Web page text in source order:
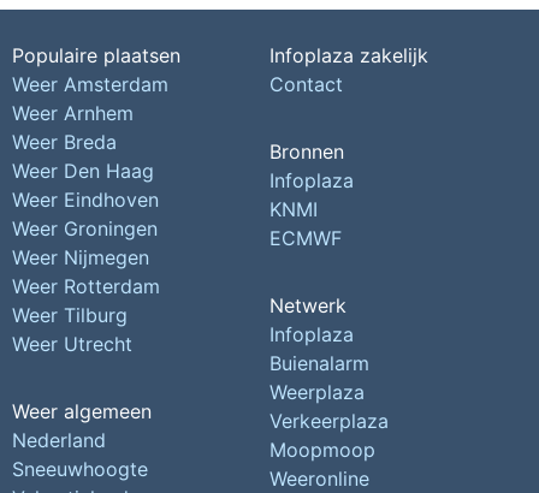
Populaire plaatsen
Weer Amsterdam
Weer Arnhem
Weer Breda
Weer Den Haag
Weer Eindhoven
Weer Groningen
Weer Nijmegen
Weer Rotterdam
Weer Tilburg
Weer Utrecht
Weer algemeen
Nederland
Sneeuwhoogte
Infoplaza zakelijk
Contact
Bronnen
Infoplaza
KNMI
ECMWF
Netwerk
Infoplaza
Buienalarm
Weerplaza
Verkeerplaza
Moopmoop
Weeronline